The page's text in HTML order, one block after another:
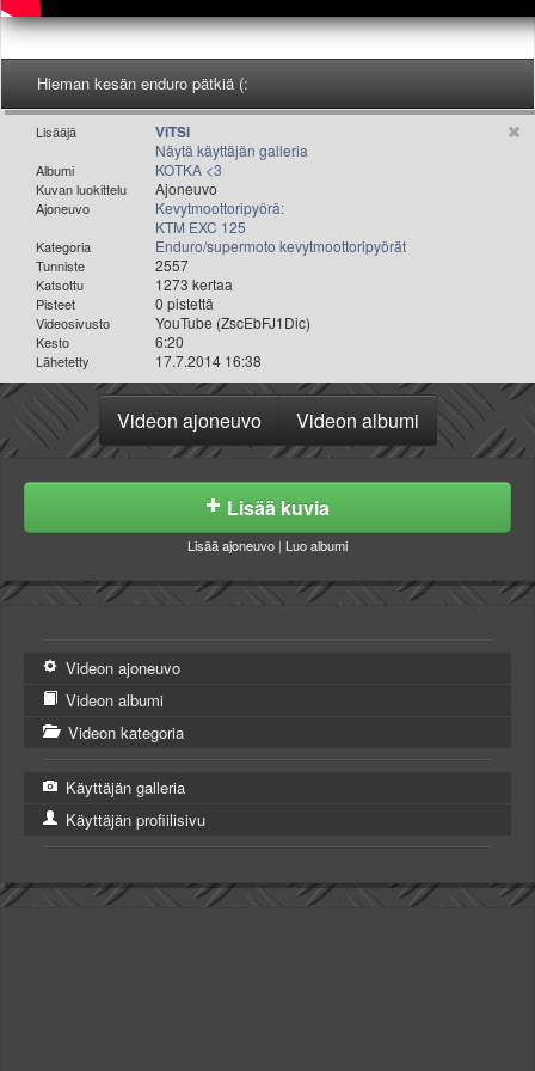
Valitse paikkakunta
Helsingin sää
Oulun sää
Rovaniemen sää
MUUT
VIP-jäsenyys
Paidat ja vaatteet
Suunnittele oma paita
Mainostus
Palaute
Kevytversio
Hieman kesän enduro pätkiä (:
Lisääjä ViTSi
Näytä käyttäjän galleria
Albumi KOTKA <3
Kuvan luokittelu Ajoneuvo
Ajoneuvo
Kevytmoottoripyörä:
KTM EXC 125
Kategoria Enduro/supermoto kevytmoottoripyörät
Tunniste 2557
Katsottu 1273 kertaa
Pisteet 0 pistettä
Videosivusto YouTube (ZscEbFJ1Dic)
Kesto 6:20
Lähetetty 17.7.2014 16:38
Videon ajoneuvo Videon albumi
Lisää kuvia
Lisää ajoneuvo | Luo albumi
Videon ajoneuvo
Videon albumi
Videon kategoria
Käyttäjän galleria
Käyttäjän profiilisivu